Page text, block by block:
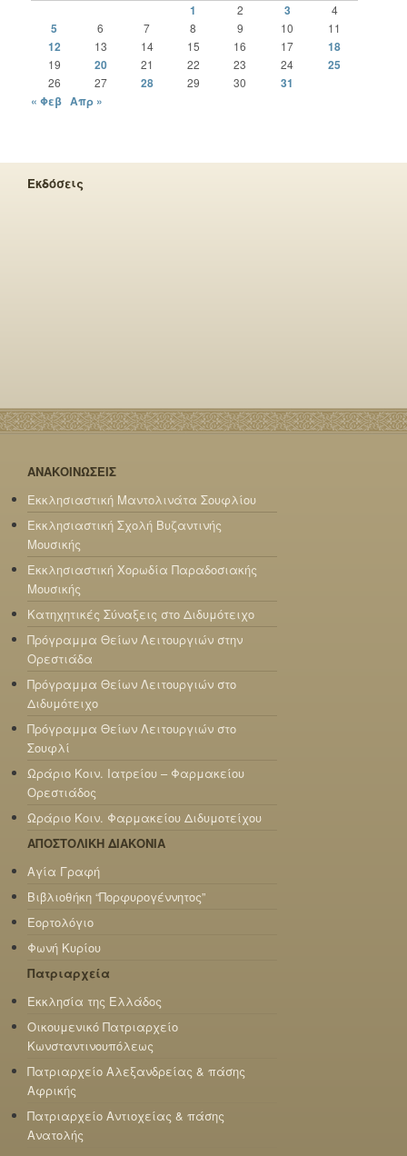
1
2 3 4
5 6 7 8 9 10 11
12 13 14 15 16 17 18
19 20 21 22 23 24 25
26 27 28 29 30
31
« Φεβ Απρ »
Εκδόσεις
ΑΝΑΚΟΙΝΩΣΕΙΣ
Εκκλησιαστική Μαντολινάτα Σουφλίου
Εκκλησιαστική Σχολή Βυζαντινής
Μουσικής
Εκκλησιαστική Χορωδία Παραδοσιακής
Μουσικής
Κατηχητικές Σύναξεις στο Διδυμότειχο
Πρόγραμμα Θείων Λειτουργιών στην
Ορεστιάδα
Πρόγραμμα Θείων Λειτουργιών στο
Διδυμότειχο
Πρόγραμμα Θείων Λειτουργιών στο
Σουφλί
Ωράριο Κοιν. Ιατρείου – Φαρμακείου
Ορεστιάδος
Ωράριο Κοιν. Φαρμακείου Διδυμοτείχου
ΑΠΟΣΤΟΛΙΚΗ ΔΙΑΚΟΝΙΑ
Αγία Γραφή
Βιβλιοθήκη “Πορφυρογέννητος”
Εορτολόγιο
Φωνή Κυρίου
Πατριαρχεία
Εκκλησία της Ελλάδος
Οικουμενικό Πατριαρχείο
Κωνσταντινουπόλεως
Πατριαρχείο Αλεξανδρείας & πάσης
Αφρικής
Πατριαρχείο Αντιοχείας & πάσης
Ανατολής